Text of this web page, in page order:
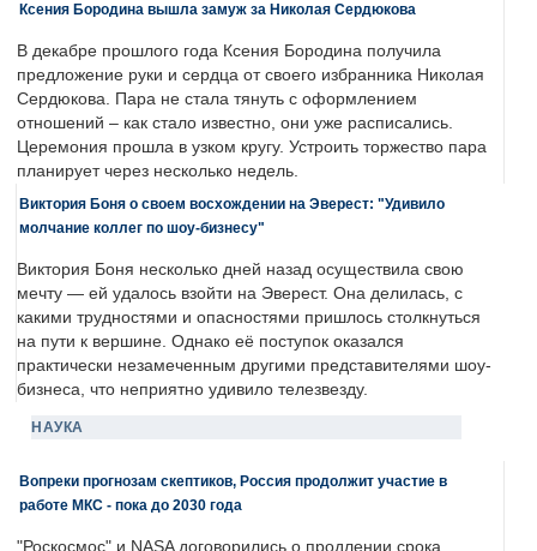
Ксения Бородина вышла замуж за Николая Сердюкова
В декабре прошлого года Ксения Бородина получила
предложение руки и сердца от своего избранника Николая
Сердюкова. Пара не стала тянуть с оформлением
отношений – как стало известно, они уже расписались.
Церемония прошла в узком кругу. Устроить торжество пара
планирует через несколько недель.
Виктория Боня о своем восхождении на Эверест: "Удивило
молчание коллег по шоу-бизнесу"
Виктория Боня несколько дней назад осуществила свою
мечту — ей удалось взойти на Эверест. Она делилась, с
какими трудностями и опасностями пришлось столкнуться
на пути к вершине. Однако её поступок оказался
практически незамеченным другими представителями шоу-
бизнеса, что неприятно удивило телезвезду.
НАУКА
Вопреки прогнозам скептиков, Россия продолжит участие в
работе МКС - пока до 2030 года
"Роскосмос" и NASA договорились о продлении срока